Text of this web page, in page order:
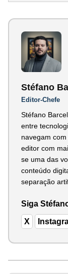
Stéfano
Editor-Chefe
Stéfano
entre
navegam
editor com
se uma das
conteúdo
separação
Siga
X